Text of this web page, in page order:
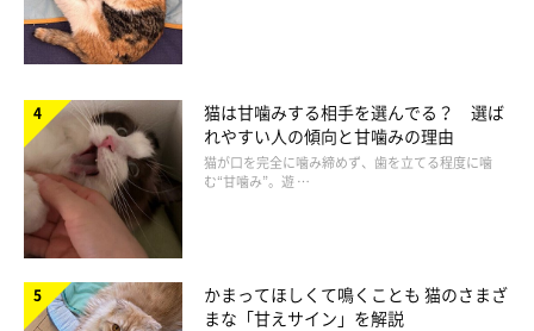
福井県出身のイラストレーター。
色彩、表情にこだわった物語性のあるイラストを得意とし
Chromaket（くろまけっと）｜イラストレーター
猫は甘噛みする相手を選んでる？ 選ば
れやすい人の傾向と甘噛みの理由
猫が口を完全に噛み締めず、歯を立てる程度に噛
む“甘噛み”。遊 …
かまってほしくて鳴くことも 猫のさまざ
まな「甘えサイン」を解説